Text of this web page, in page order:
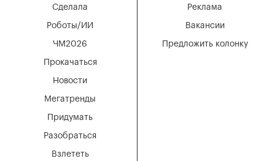
Мегатренды
Придумать
Разобраться
Взлететь
Новости
Сделала
Роботы/ИИ
ЧМ2026
Прокачаться
Вакансии
Реклама
Предложить колонку